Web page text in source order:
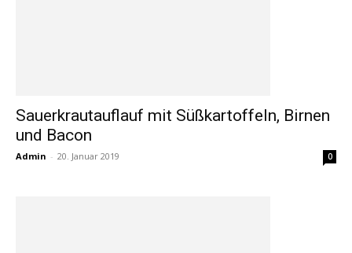
Sauerkrautauflauf mit Süßkartoffeln, Birnen
und Bacon
Admin - 20. Januar 2019 0